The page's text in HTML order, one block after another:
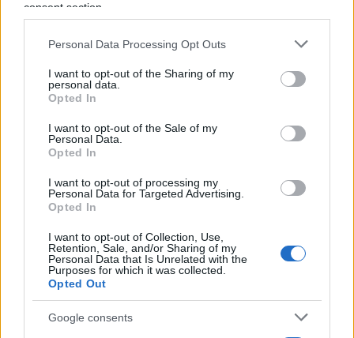
consent section.
Personal Data Processing Opt Outs
I want to opt-out of the Sharing of my
personal data.
Opted In
I want to opt-out of the Sale of my
Personal Data.
Opted In
I want to opt-out of processing my
Personal Data for Targeted Advertising.
Opted In
I want to opt-out of Collection, Use,
Retention, Sale, and/or Sharing of my
Personal Data that Is Unrelated with the
Purposes for which it was collected.
Opted Out
Google consents
Gaza. “Figli di cani, consegnate gli ostaggi e
dell’Anp, ribadendo che “la guerra deve finire” e
accusando il gruppo islamista di aver fornito a
Israele il pretesto per la distruzione della Striscia.
mano di Hamas nel 2007 – quando il gruppo ha
preso il controllo di Gaza con la forza – abbia
avuto conseguenze devastanti: “2.165 famiglie
sono state completamente annientate, e 6.664
state distrutte durante la guerra”.
Ahmed al-Sharaa, meglio noto comeAbu
Muhammad Al Jolani
jihadista
Hayat Tahrir al-Sham (Hts)
, la Siria mira a